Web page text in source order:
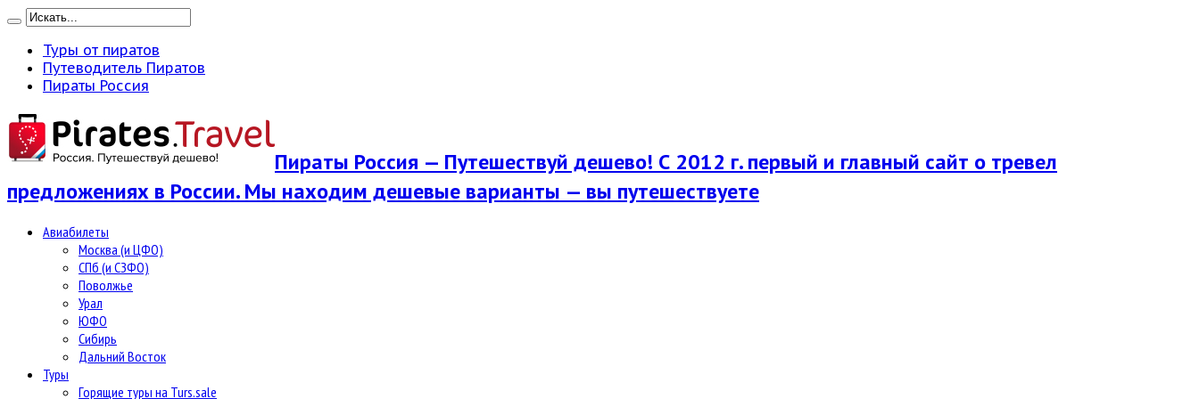
Туры от пиратов
Путеводитель Пиратов
Пираты Россия
Пираты Россия — Путешествуй дешево! С 2012 г. первый и главный сайт о тревел
предложениях в России. Мы находим дешевые варианты — вы путешествуете
Авиабилеты
Москва (и ЦФО)
СПб (и СЗФО)
Поволжье
Урал
ЮФО
Сибирь
Дальний Восток
Туры
Горящие туры на Turs.sale